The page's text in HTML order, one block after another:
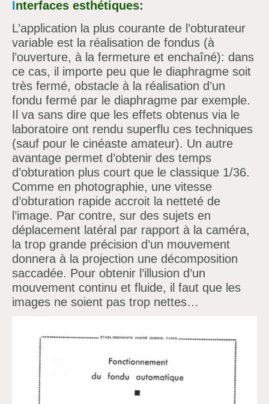
Interfaces esthétiques:
L’application la plus courante de l’obturateur
variable est la réalisation de fondus (à
l’ouverture, à la fermeture et enchaîné): dans
ce cas, il importe peu que le diaphragme soit
très fermé, obstacle à la réalisation d’un
fondu fermé par le diaphragme par exemple.
Il va sans dire que les effets obtenus via le
laboratoire ont rendu superflu ces techniques
(sauf pour le cinéaste amateur). Un autre
avantage permet d’obtenir des temps
d’obturation plus court que le classique 1/36.
Comme en photographie, une vitesse
d’obturation rapide accroit la netteté de
l’image. Par contre, sur des sujets en
déplacement latéral par rapport à la caméra,
la trop grande précision d’un mouvement
donnera à la projection une décomposition
saccadée. Pour obtenir l’illusion d’un
mouvement continu et fluide, il faut que les
images ne soient pas trop nettes…